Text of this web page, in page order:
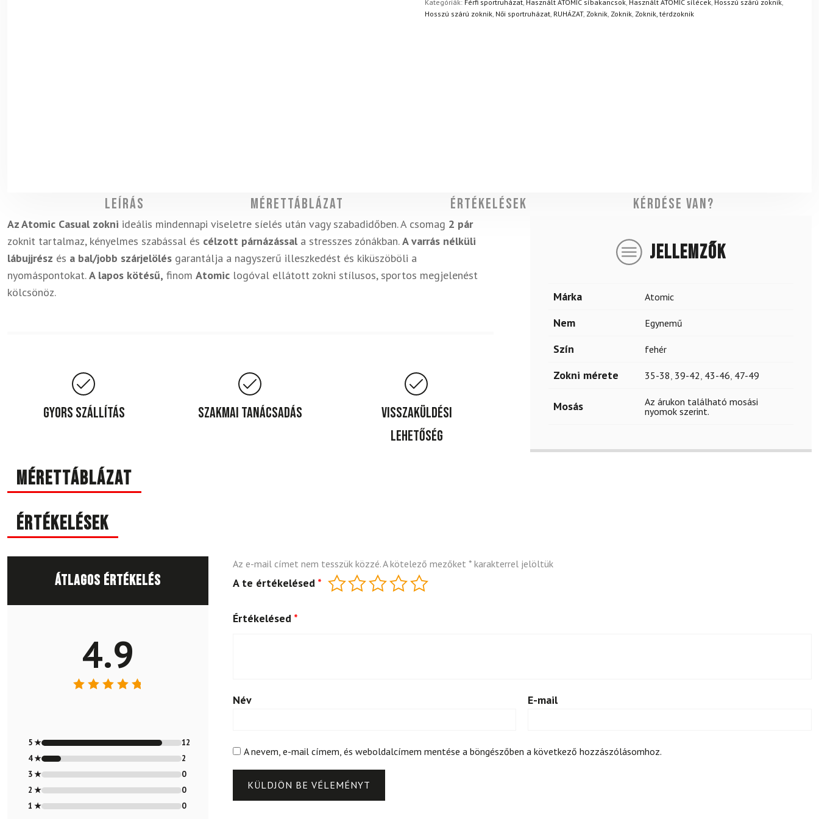
Kategóriák: Férfi sportruházat, Használt ATOMIC síbakancsok, Használt ATOMIC sílécek, Hosszú szárú zoknik,
Hosszú szárú zoknik, Női sportruházat, RUHÁZAT, Zoknik, Zoknik, Zoknik, térdzoknik
Leírás Mérettáblázat Értékelések Kérdése van?
Az Atomic Casual zokni ideális mindennapi viseletre síelés után vagy szabadidőben. A csomag 2 pár
zoknit tartalmaz, kényelmes szabással és célzott párnázássala stresszes zónákban.A varrás nélküli
lábujjrész és a bal/jobb szárjelölés garantálja a nagyszerű illeszkedést és kiküszöböli a
nyomáspontokat.A lapos kötésű, finom Atomic logóval ellátott zokni stílusos, sportos megjelenést
kölcsönöz.
Gyors szállítás Szakmai tanácsadás
Visszaküldési
lehetőség
JELLEMZŐK
Márka Atomic
Nem Egynemű
Szín fehér
Zokni mérete 35-38, 39-42, 43-46, 47-49
Mosás
Az árukon található mosási
nyomok szerint.
Mérettáblázat
Értékelések
Átlagos értékelés
4.9
5 ★
12
4 ★
2
3 ★
0
2 ★
0
1 ★
0
Az e-mail címet nem tesszük közzé.A kötelező mezőket *karakterrel jelöltük
A te értékelésed *
Értékelésed *
Név E-mail
A nevem, e-mail címem, és weboldalcímem mentése a böngészőben a következő hozzászólásomhoz.